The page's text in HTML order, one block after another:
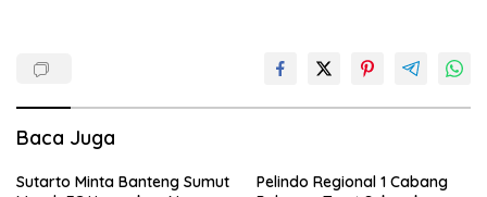
Baca Juga
Sutarto Minta Banteng Sumut
Pelindo Regional 1 Cabang